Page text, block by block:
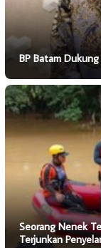
BP Batam
Seorang Nenek
Terjunkan